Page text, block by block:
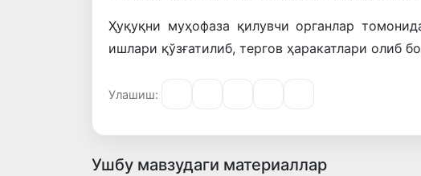
Ҳуқуқни муҳофаза қилувчи органлар
ишлари қўзғатилиб, тергов ҳаракатлари олиб
Улашиш:
Ушбу мавзудаги материаллар